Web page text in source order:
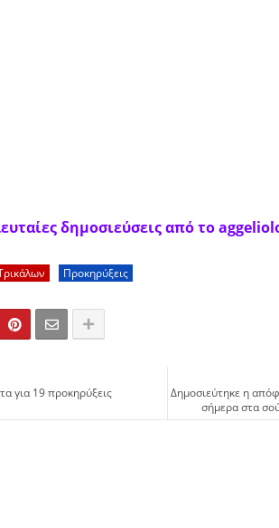
δημοσιεύσεις από το
Προκηρύξεις
Δημοσιεύτηκε η
σήμερα στα
για 19 προκηρύξεις